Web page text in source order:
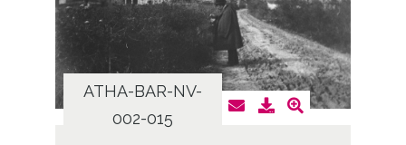
ATHA-BAR-NV-
002-015